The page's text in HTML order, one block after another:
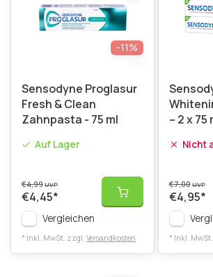
-11%
Sensodyne Proglasur
Fresh & Clean
Zahnpasta - 75 ml
Auf Lager
€4,99UVP
€4,45*
Vergleichen
* Inkl. MwSt. zzgl. Versandkosten
– 2 x 75
Nicht
€7,00UVP
€4,95*
* Inkl.